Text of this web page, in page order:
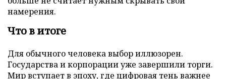
намерения.
Что в итоге
Для обычного человека выбор иллюзорен.
Государства и корпорации уже завершили торги.
Мир вступает в эпоху, где цифровая тень важнее